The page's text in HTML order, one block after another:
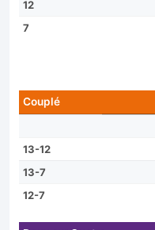
12
7
Couplé
13-12
13-7
12-7